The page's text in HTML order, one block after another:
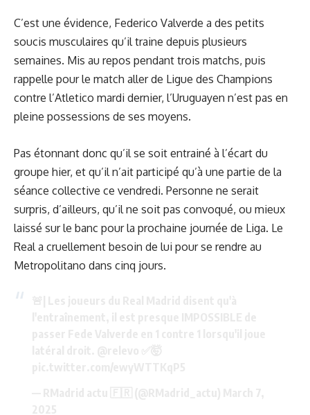
C’est une évidence, Federico Valverde a des petits
soucis musculaires qu’il traine depuis plusieurs
semaines. Mis au repos pendant trois matchs, puis
rappelle pour le match aller de Ligue des Champions
contre l’Atletico mardi dernier, l’Uruguayen n’est pas en
pleine possessions de ses moyens.
Pas étonnant donc qu’il se soit entrainé à l’écart du
groupe hier, et qu’il n’ait participé qu’à une partie de la
séance collective ce vendredi. Personne ne serait
surpris, d’ailleurs, qu’il ne soit pas convoqué, ou mieux
laissé sur le banc pour la prochaine journée de Liga. Le
Real a cruellement besoin de lui pour se rendre au
Metropolitano dans cinq jours.